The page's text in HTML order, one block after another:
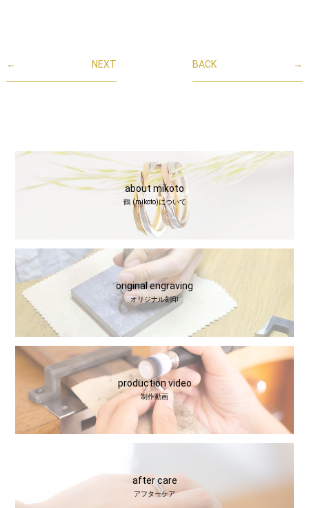
← NEXT →
BACK
about mikoto
鶴 (mikoto)について
original engraving
オリジナル刻印
production video
制作動画
after care
アフターケア